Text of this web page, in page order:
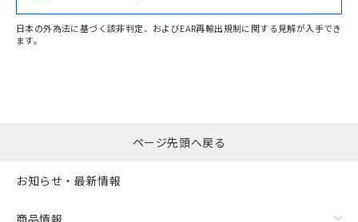
日本の外為法に基づく該非判定、およびEAR再輸出規制に関する見解が入手でき
ます。
ページ先頭へ戻る
お知らせ・最新情報
商品情報